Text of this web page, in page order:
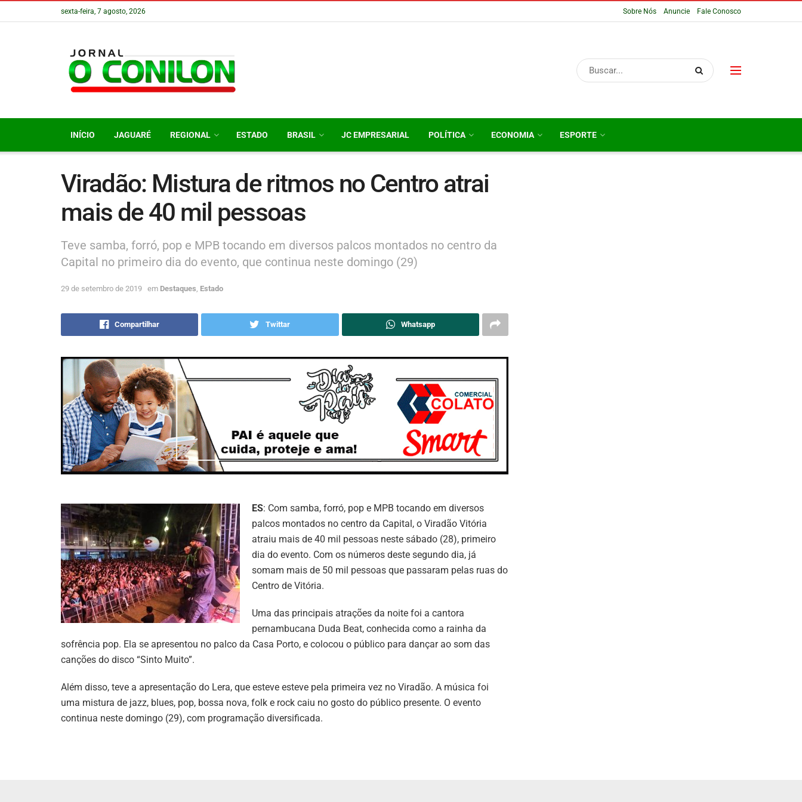
sexta-feira, 7 agosto, 2026 Sobre Nós Anuncie Fale Conosco
INÍCIO JAGUARÉ REGIONAL ESTADO BRASIL JC EMPRESARIAL POLÍTICA ECONOMIA ESPORTE
Viradão: Mistura de ritmos no Centro atrai
mais de 40 mil pessoas
Teve samba, forró, pop e MPB tocando em diversos palcos montados no centro da
Capital no primeiro dia do evento, que continua neste domingo (29)
29 de setembro de 2019 em Destaques Estado
Compartilhar Twittar Whatsapp
ES: Com samba, forró, pop e MPB tocando em diversos
palcos montados no centro da Capital, o Viradão Vitória
atraiu mais de 40 mil pessoas neste sábado (28), primeiro
dia do evento. Com os números deste segundo dia, já
somam mais de 50 mil pessoas que passaram pelas ruas do
Centro de Vitória.
Uma das principais atrações da noite foi a cantora
pernambucana Duda Beat, conhecida como a rainha da
sofrência pop. Ela se apresentou no palco da Casa Porto, e colocou o público para dançar ao som das
canções do disco “Sinto Muito”.
Além disso, teve a apresentação do Lera, que esteve esteve pela primeira vez no Viradão. A música foi
uma mistura de jazz, blues, pop, bossa nova, folk e rock caiu no gosto do público presente. O evento
continua neste domingo (29), com programação diversificada.